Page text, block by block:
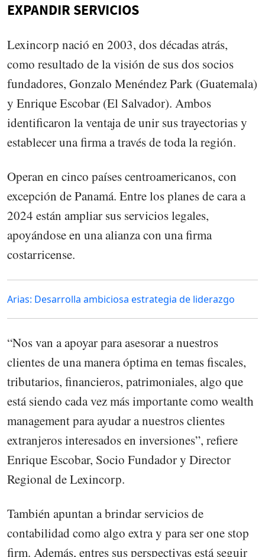
EXPANDIR SERVICIOS
Lexincorp nació en 2003, dos décadas atrás,
como resultado de la visión de sus dos socios
fundadores, Gonzalo Menéndez Park (Guatemala)
y Enrique Escobar (El Salvador). Ambos
identificaron la ventaja de unir sus trayectorias y
establecer una firma a través de toda la región.
Operan en cinco países centroamericanos, con
excepción de Panamá. Entre los planes de cara a
2024 están ampliar sus servicios legales,
apoyándose en una alianza con una firma
costarricense.
Arias: Desarrolla ambiciosa estrategia de liderazgo
“Nos van a apoyar para asesorar a nuestros
clientes de una manera óptima en temas fiscales,
tributarios, financieros, patrimoniales, algo que
está siendo cada vez más importante como wealth
management para ayudar a nuestros clientes
extranjeros interesados en inversiones”, refiere
Enrique Escobar, Socio Fundador y Director
Regional de Lexincorp.
También apuntan a brindar servicios de
contabilidad como algo extra y para ser one stop
firm. Además, entres sus perspectivas está seguir